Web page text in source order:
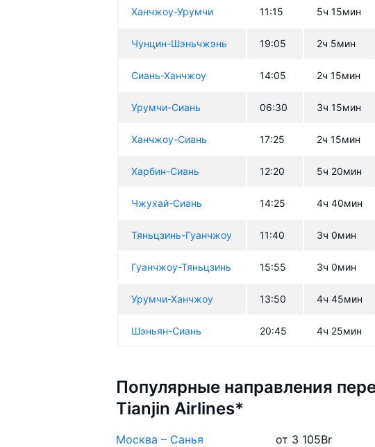
Ханчжоу-Урумчи 11:15 5ч 15мин
Чунцин-Шэньчжэнь 19:05 2ч 5мин
Сиань-Ханчжоу 14:05 2ч 15мин
Урумчи-Сиань 06:30 3ч 15мин
Ханчжоу-Сиань 17:25 2ч 15мин
Харбин-Сиань 12:20 5ч 20мин
Чжухай-Сиань 14:25 4ч 40мин
Тяньцзинь-Гуанчжоу 11:40 3ч 0мин
Гуанчжоу-Тяньцзинь 15:55 3ч 0мин
Урумчи-Ханчжоу 13:50 4ч 45мин
Шэньян-Сиань 20:45 4ч 25мин
Популярные направления
Tianjin Airlines*
Москва – Санья от 3 105Br